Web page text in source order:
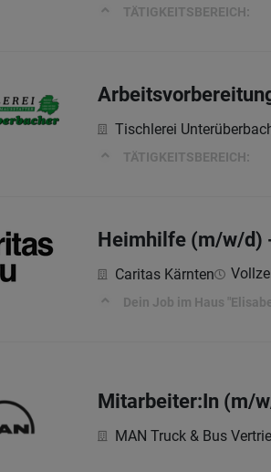
TÄTIGKEITSBEREICH:
Tischlerei
TÄTIGKEITSBEREICH:
Heimhilfe (m/w/d)
Caritas Kärnten
Dein Job im Haus
Mitarbeiter:In (m/
MAN Truck & Bus